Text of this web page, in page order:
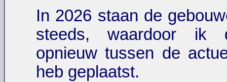
In 2026 staan de
steeds, waardoor ik
opnieuw tussen de
heb geplaatst.